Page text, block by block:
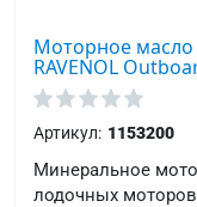
Моторное
RAVENOL
Артикул: 1153200
Минеральное
лодочных